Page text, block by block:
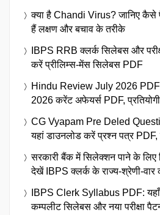
क्या है Chandi Virus? जानिए कैसे
हैं लक्षण और बचाव के तरीके
IBPS RRB क्लर्क सिलेबस और
करें प्रीलिम्स-मेंस सिलेबस PDF
Hindu Review July 2026
2026 करेंट अफेयर्स PDF,
CG Vyapam Pre Deled
यहां डाउनलोड करें प्रश्न पत्र PDF,
सरकारी बैंक में सिलेक्शन पाने के लिए
देखें IBPS क्लर्क के राज्य-श्रेणी-
IBPS Clerk Syllabus PDF: यहाँ
कम्पलीट सिलेबस और नया परीक्षा